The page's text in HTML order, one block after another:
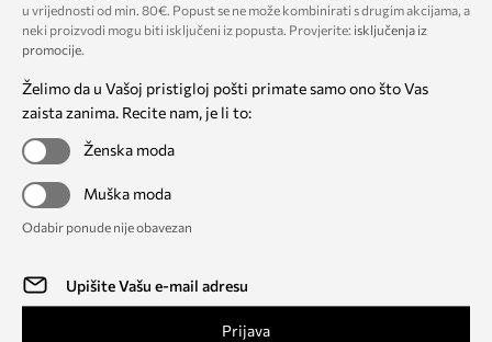
u vrijednosti od min. 80€. Popust se ne može kombinirati s drugim akcijama, a
neki proizvodi mogu biti isključeni iz popusta. Provjerite: isključenja iz
promocije.
Želimo da u Vašoj pristigloj pošti primate samo ono što Vas
zaista zanima. Recite nam, je li to:
Ženska moda
Muška moda
Odabir ponude nije obavezan
Prijava